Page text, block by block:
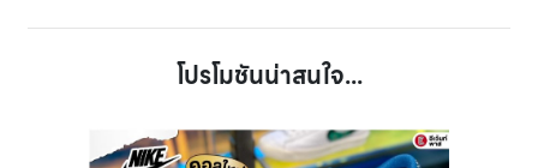
โปรโมชันน่าสนใจ...